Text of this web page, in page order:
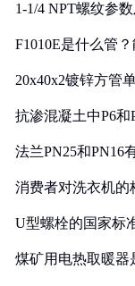
1-1/4 NPT螺纹参
F1010E是什么管
20x40x2镀锌方管
抗渗混凝土中P6
法兰PN25和PN16
消费者对洗衣机的
U型螺栓的国家标
煤矿用电热取暖器